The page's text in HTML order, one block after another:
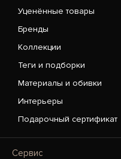
Уценённые товары
Бренды
Коллекции
Теги и подборки
Материалы и обивки
Интерьеры
Подарочный сертификат
Сервис